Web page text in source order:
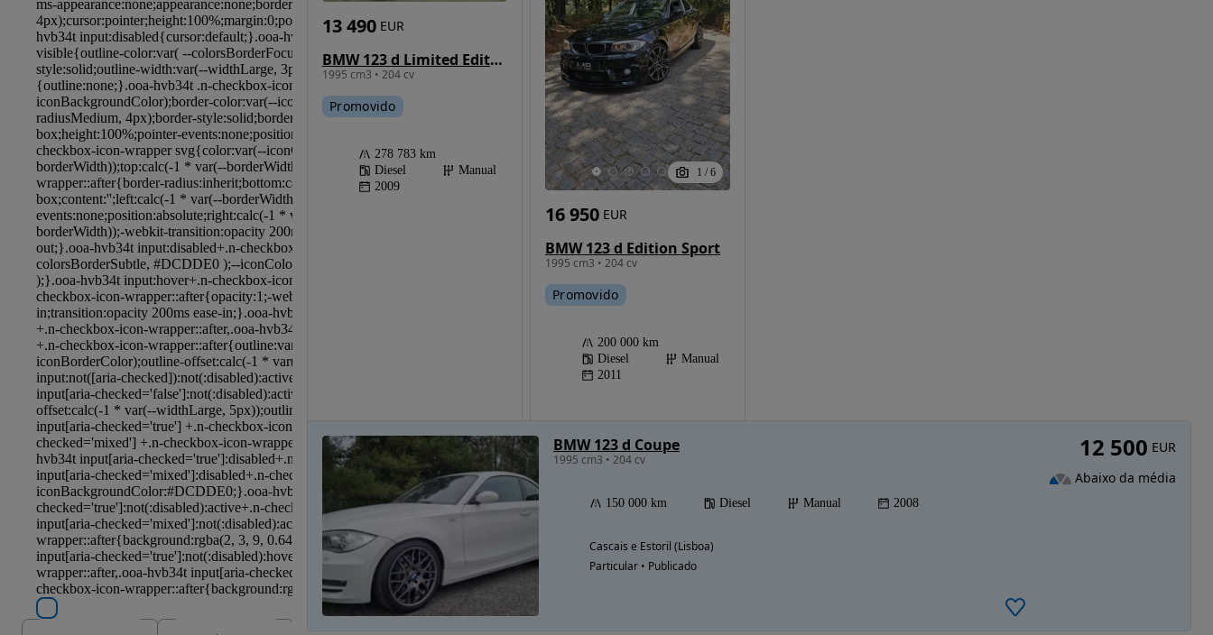
financiamento
BMW 123 d Limited Edition Lifestyle c/ M Sport Pack
1995 cm3 • 204 cv
13 490 EUR
Promovido
278 783 km
Diesel
Manual
2009
1 / 6
BMW 123 d Edition Sport
1995 cm3 • 204 cv
16 950 EUR
Promovido
200 000 km
Diesel
Manual
2011
BMW 123 d Coupe
1995 cm3 • 204 cv
150 000 km Diesel Manual 2008
Cascais e Estoril (Lisboa)
Particular • Publicado
12 500 EUR
Abaixo da média